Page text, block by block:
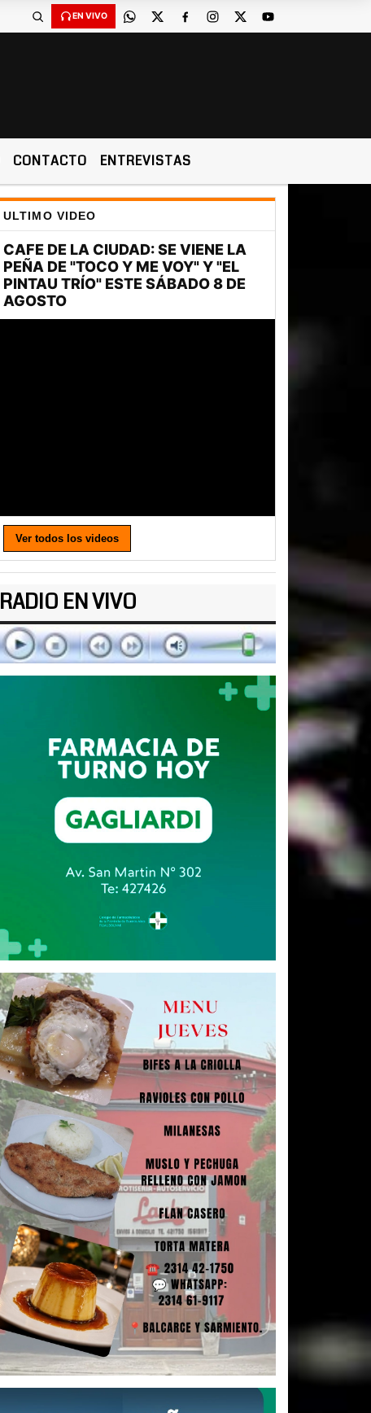
EN VIVO
CONTACTO ENTREVISTAS
ULTIMO VIDEO
Ver todos los videos
RADIO EN VIVO